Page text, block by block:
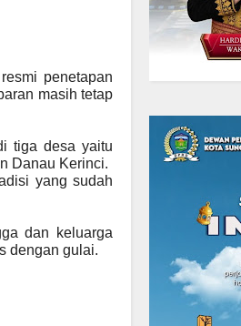
penetapan
masih tetap
tiga desa yaitu
Danau Kerinci.
yang sudah
dan keluarga
dengan gulai.